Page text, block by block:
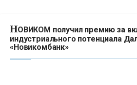
НОВИКОМ получил премию за
индустриального потенциала
«Новикомбанк»